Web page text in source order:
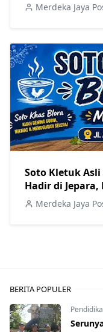
Merdeka Jaya
Soto Kletuk
Hadir di
Mulai Rp10 Ribu
Merdeka Jaya
BERITA POPULER